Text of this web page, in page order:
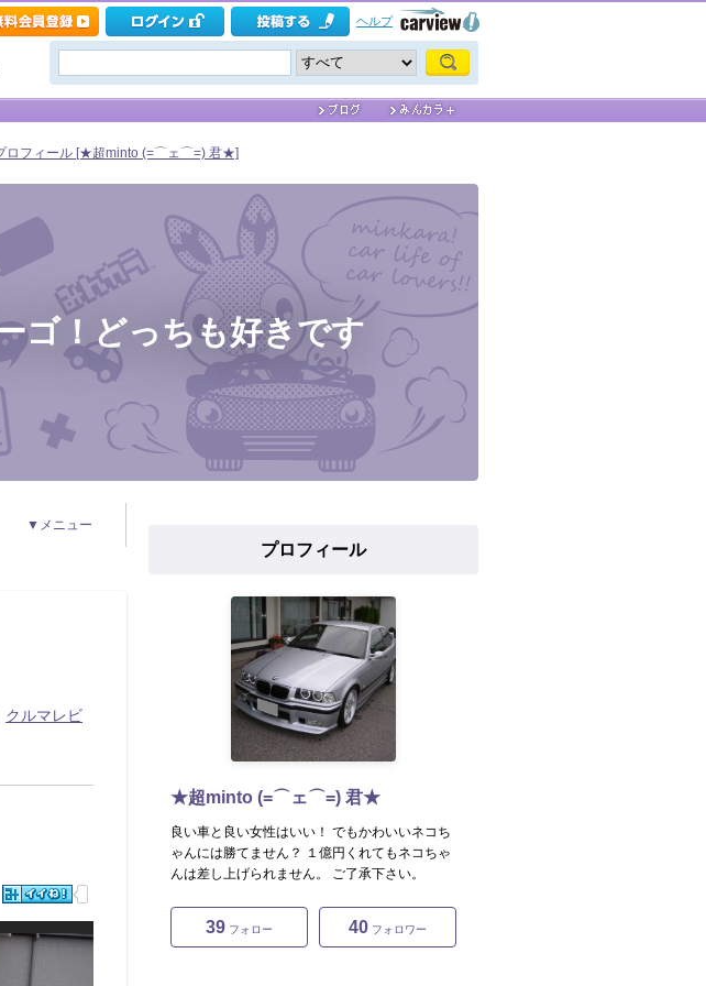
ヘルプ
ロフィール [★超minto (=⌒ェ⌒=) 君★]
！どっちも好きです
▼メニュー
クルマレビ
プロフィール
★超minto (=⌒ェ⌒=) 君★
良い車と良い女性はいい！ でもかわいいネコち
ゃんには勝てません？ １億円くれてもネコちゃ
んは差し上げられません。 ご了承下さい。
39 フォロー 40 フォロワー